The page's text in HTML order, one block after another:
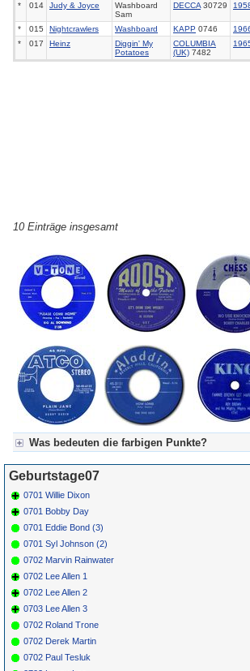
* 014 Judy & Joyce
Washboard
Sam
DECCA30729
* 015 Nightcrawlers Washboard KAPP 0746
*
017 Heinz
Diggin' My
Potatoes
COLUMBIA
(UK) 7482
10 Einträge insgesamt
Was bedeuten die farbigen Punkte?
Für Axel's Tageskalender:
Grün = Kurzgeschichte
Grün! = fachlich bestimmt spannend, nicht
Grün+ = Stundenbeitrag
Gelb = Kurzgeschichten oder Stundensendungen
Blau = Beschreibungstext (beschreibender Text)
Geburtstage07
0701 Willie Dixon
0701 Bobby Day
0701 Eddie Bond (3)
0701 Syl Johnson (2)
0702 Marvin Rainwater
0702 Lee Allen 1
0702 Lee Allen 2
0703 Lee Allen 3
0702 Roland Trone
0702 Derek Martin
0702 Paul Tesluk